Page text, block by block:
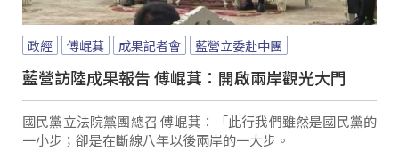
政經 傅崐萁 成果記者會 藍營立委赴中團
藍營訪陸成果報告 傅崐萁：開啟兩岸觀光大門
國民黨立法院黨團總召 傅崐萁：「此行我們雖然是國民黨的
一小步；卻是在斷線八年以後兩岸的一大步。